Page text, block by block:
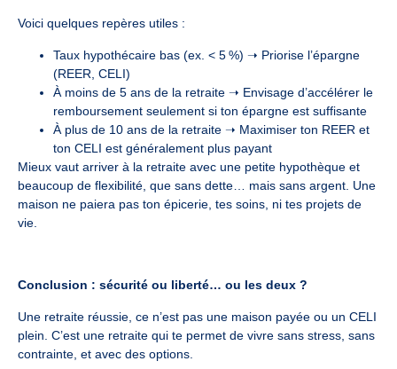
Voici quelques repères utiles :
Taux hypothécaire bas (ex. < 5 %) ➝ Priorise l’épargne
(REER, CELI)
À moins de 5 ans de la retraite ➝ Envisage d’accélérer le
remboursement seulement si ton épargne est suffisante
À plus de 10 ans de la retraite ➝ Maximiser ton REER et
ton CELI est généralement plus payant
Mieux vaut arriver à la retraite avec une petite hypothèque et
beaucoup de flexibilité, que sans dette… mais sans argent. Une
maison ne paiera pas ton épicerie, tes soins, ni tes projets de
vie.
Conclusion : sécurité ou liberté… ou les deux ?
Une retraite réussie, ce n’est pas une maison payée ou un CELI
plein. C’est une retraite qui te permet de vivre sans stress, sans
contrainte, et avec des options.